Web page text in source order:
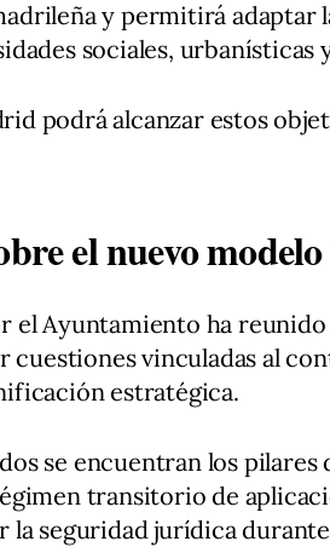
y permitirá adaptar
sociales, urbanísticas
podrá alcanzar estos
el nuevo
el Ayuntamiento ha
cuestiones vinculadas al
estratégica.
se encuentran los pilares
transitorio de
la seguridad jurídica